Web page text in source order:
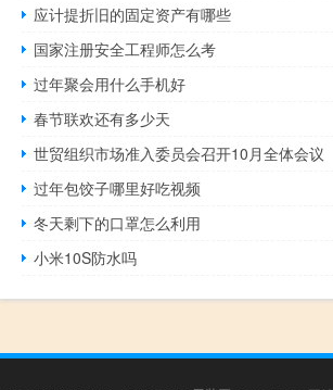
应计提折旧的固定资产有哪些
国家注册安全工程师怎么考
过年聚会用什么手机好
春节联欢还有多少天
世贸组织市场准入委员会召开10月全体会议
过年包饺子哪里好吃视频
冬天剩下的口罩怎么利用
小米10S防水吗